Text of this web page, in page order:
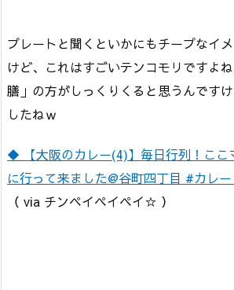
プレートと聞くといかにもチープなイ
けど、これはすごいテンコモリですよ
膳」の方がしっくりくると思うんです
したねｗ
◆ 【大阪のカレー(4)】毎日行列！ここ
に行って来ました@谷町四丁目 #カレ
（ via チンペイペイペイ☆ ）